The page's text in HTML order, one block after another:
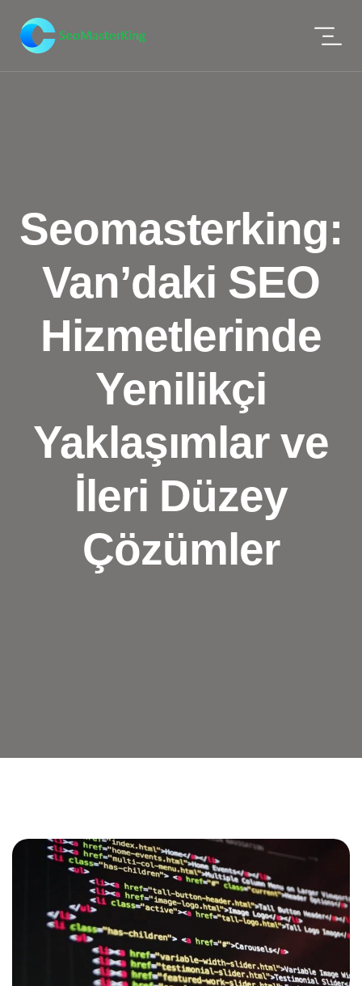
Seomasterking:
Van’daki SEO
Hizmetlerinde
Yenilikçi
Yaklaşımlar ve
İleri Düzey
Çözümler